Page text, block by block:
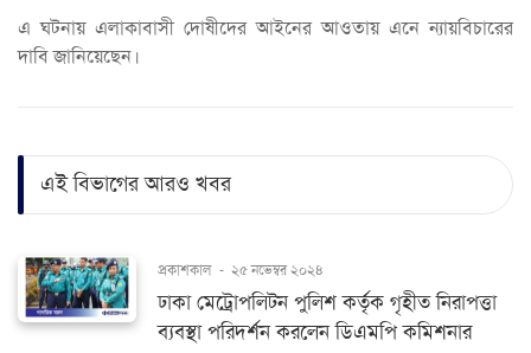
এ ঘটনায় এলাকাবাসী দোষীদের আইনের আওতায় এনে ন্যায়বিচারের
দাবি জানিয়েছেন।
এই বিভাগের আরও খবর
প্রকাশকাল - ২৫ নভেম্বর ২০২৪
ঢাকা মেট্রোপলিটন পুলিশ কর্তৃক গৃহীত নিরাপত্তা
ব্যবস্থা পরিদর্শন করলেন ডিএমপি কমিশনার